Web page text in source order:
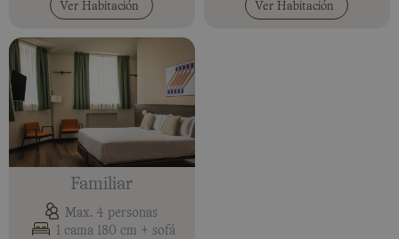
Ver Habitación Ver Habitación
Familiar
Max. 4 personas
1 cama 180 cm + sofá